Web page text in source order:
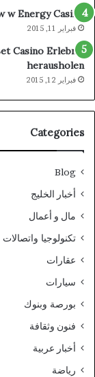
w Energy Casino
فبراير 11, 2015
Casino Erlebnis
herausholen
فبراير 12, 2015
Categories
Blog
أخبار الخليج
مال و أعمال
تكنولوجيا واتصالات
عقارات
سيارات
بورصة وبنوك
فنون وثقافة
أخبار عربية
رياضة